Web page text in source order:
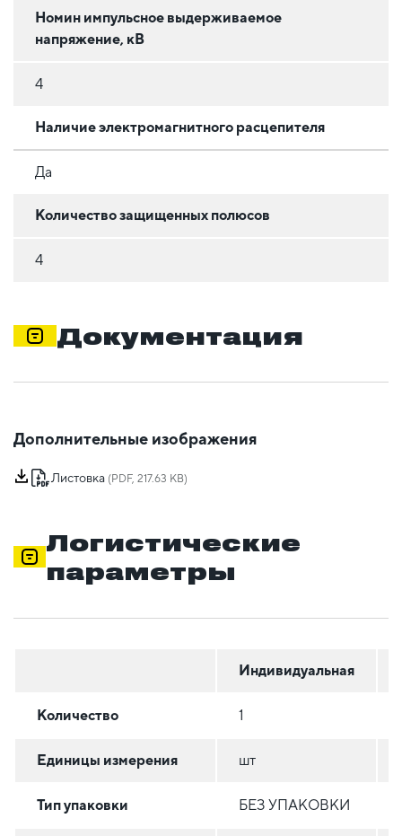
Номин импульсное выдерживаемое
напряжение, кВ
4
Наличие электромагнитного расцепителя
Да
Количество защищенных полюсов
4
Документация
Дополнительные изображения
Листовка (PDF, 217.63 KB)
Логистические
параметры
Индивидуальная
Количество 1
Единицы измерения шт
Тип упаковки БЕЗ УПАКОВКИ